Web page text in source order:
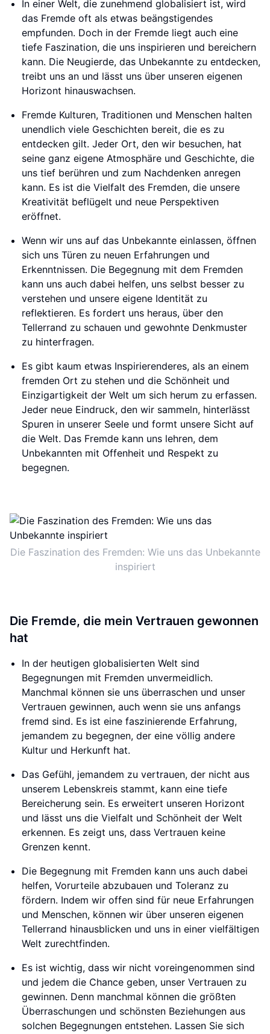
In einer Welt, die zunehmend globalisiert ist, wird
das Fremde oft als etwas beängstigendes
empfunden. Doch in der Fremde liegt auch eine
tiefe Faszination, die uns inspirieren und bereichern
kann. Die Neugierde, das Unbekannte zu entdecken,
treibt uns an und lässt uns über unseren eigenen
Horizont hinauswachsen.
Fremde Kulturen, Traditionen und Menschen halten
unendlich viele Geschichten bereit, die es zu
entdecken gilt. Jeder Ort, den wir besuchen, hat
seine ganz eigene Atmosphäre und Geschichte, die
uns tief berühren und zum Nachdenken anregen
kann. Es ist die Vielfalt des Fremden, die unsere
Kreativität beflügelt und neue Perspektiven
eröffnet.
Wenn wir uns auf das Unbekannte einlassen, öffnen
sich uns Türen zu neuen Erfahrungen und
Erkenntnissen. Die Begegnung mit dem Fremden
kann uns auch dabei helfen, uns selbst besser zu
verstehen und unsere eigene Identität zu
reflektieren. Es fordert uns heraus, über den
Tellerrand zu schauen und gewohnte Denkmuster
zu hinterfragen.
Es gibt kaum etwas Inspirierenderes, als an einem
fremden Ort zu stehen und die Schönheit und
Einzigartigkeit der Welt um sich herum zu erfassen.
Jeder neue Eindruck, den wir sammeln, hinterlässt
Spuren in unserer Seele und formt unsere Sicht auf
die Welt. Das Fremde kann uns lehren, dem
Unbekannten mit Offenheit und Respekt zu
begegnen.
Die Faszination des Fremden: Wie uns das Unbekannte
inspiriert
Die Fremde, die mein Vertrauen gewonnen
hat
In der heutigen globalisierten Welt sind
Begegnungen mit Fremden unvermeidlich.
Manchmal können sie uns überraschen und unser
Vertrauen gewinnen, auch wenn sie uns anfangs
fremd sind. Es ist eine faszinierende Erfahrung,
jemandem zu begegnen, der eine völlig andere
Kultur und Herkunft hat.
Das Gefühl, jemandem zu vertrauen, der nicht aus
unserem Lebenskreis stammt, kann eine tiefe
Bereicherung sein. Es erweitert unseren Horizont
und lässt uns die Vielfalt und Schönheit der Welt
erkennen. Es zeigt uns, dass Vertrauen keine
Grenzen kennt.
Die Begegnung mit Fremden kann uns auch dabei
helfen, Vorurteile abzubauen und Toleranz zu
fördern. Indem wir offen sind für neue Erfahrungen
und Menschen, können wir über unseren eigenen
Tellerrand hinausblicken und uns in einer vielfältigen
Welt zurechtfinden.
Es ist wichtig, dass wir nicht voreingenommen sind
und jedem die Chance geben, unser Vertrauen zu
gewinnen. Denn manchmal können die größten
Überraschungen und schönsten Beziehungen aus
solchen Begegnungen entstehen. Lassen Sie sich